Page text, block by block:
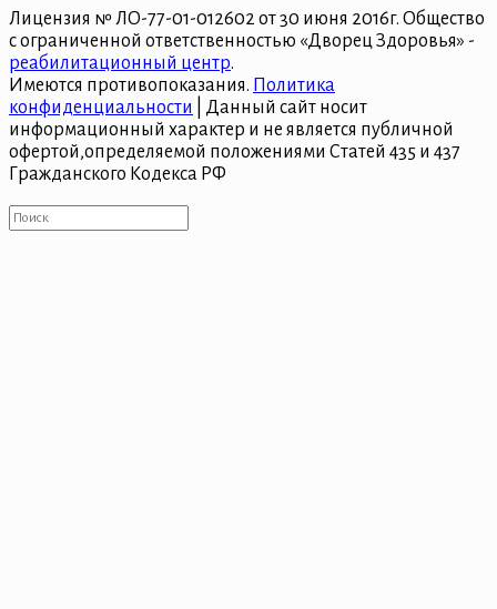
Лицензия № ЛО-77-01-012602 от 30 июня 2016г. Общество
с ограниченной ответственностью «Дворец Здоровья» -
реабилитационный центр.
Имеются противопоказания. Политика
конфиденциальности
| Данный сайт носит
информационный характер и не является публичной
офертой,определяемой положениями Статей 435 и 437
Гражданского Кодекса РФ